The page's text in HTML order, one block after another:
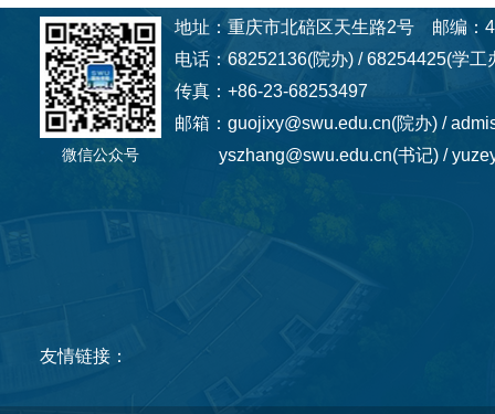
微信公众号
地址：重庆市北碚区天生路2号 邮编：
电话：68252136(院办) / 68254425(学
传真：+86-23-68253497
邮箱：guojixy@swu.edu.cn(院办) /
yszhang@swu.edu.cn(书记) /
友情链接：